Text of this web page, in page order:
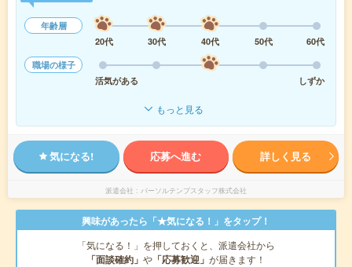
年齢層
20代
30代 40代 50代
60代
職場の様子
活気がある
しずか
もっと見る
気になる! 応募へ進む 詳しく見る
派遣会社 パーソルテンプスタッフ株式会社
興味があったら「★気になる！」をタップ！
「気になる！」を押しておくと、派遣会社から
「面談確約」 や 「応募歓迎」 が届きます！